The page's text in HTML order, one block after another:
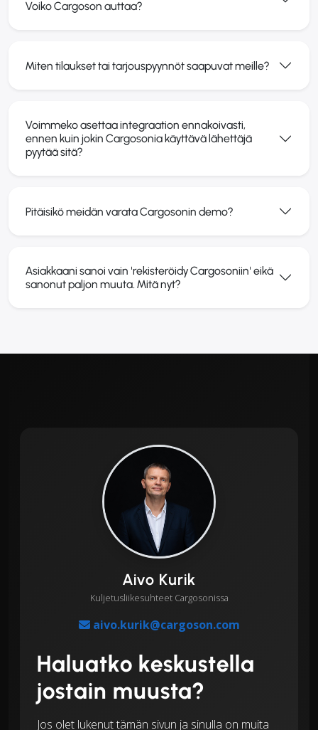
Voiko Cargoson auttaa?
Miten tilaukset tai tarjouspyynnöt saapuvat meille?
Voimmeko asettaa integraation ennakoivasti,
ennen kuin jokin Cargosonia käyttävä lähettäjä
pyytää sitä?
Pitäisikö meidän varata Cargosoni­n demo?
Asiakkaani sanoi vain 'rekisteröidy Cargosoniin' eikä
sanonut paljon muuta. Mitä nyt?
Aivo Kurik
Kuljetusliikesuhteet Cargosonissa
aivo.kurik@cargoson.com
Haluatko keskustella
jostain muusta?
Jos olet lukenut tämän sivun ja sinulla on muita